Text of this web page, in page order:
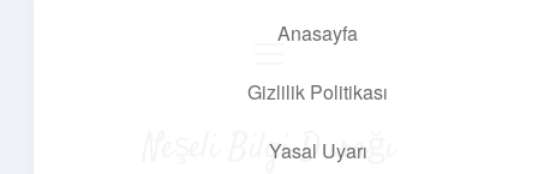
Anasayfa
Gizlilik Politikası
Yasal Uyarı
Neşeli Bilgi Durağı